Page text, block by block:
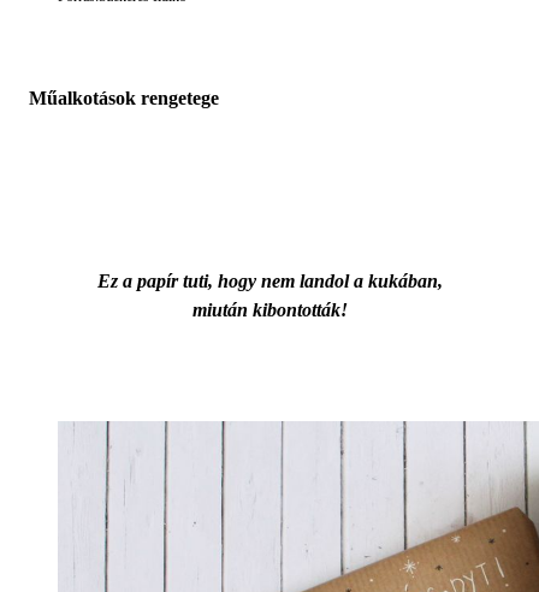
Műalkotások rengetege
Ez a papír tuti, hogy nem landol a kukában,
miután kibontották!